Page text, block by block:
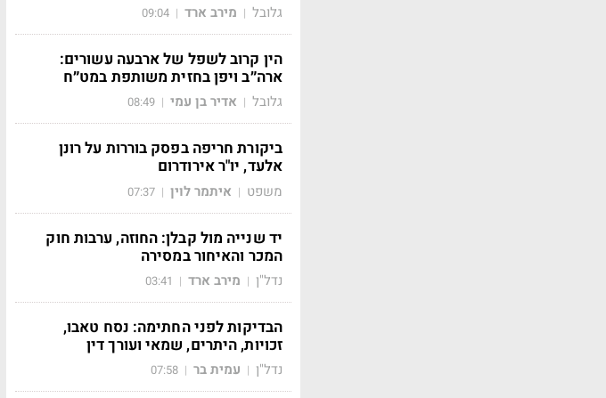
גלובל | מירב ארד |
09:04
הין קרוב לשפל של ארבעה עשורים:
ארה״ב ויפן בחזית משותפת במט״ח
גלובל | אדיר בן עמי |
08:49
ביקורת חריפה בפסק בוררות על רונן
אלעד, יו"ר אירודרום
משפט | איתמר לוין |
07:37
יד שנייה מול קבלן: החוזה, ערבות חוק
המכר והאיחור במסירה
נדל"ן | מירב ארד |
03:41
הבדיקות לפני החתימה: נסח טאבו,
זכויות, היתרים, שמאי ועורך דין
נדל"ן | עמית בר |
07:58